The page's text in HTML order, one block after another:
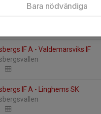
IF A - FF Jaguar Norrköping
IF A - Valdemarsviks IF
IF A - Linghems SK
Bara nödvändiga